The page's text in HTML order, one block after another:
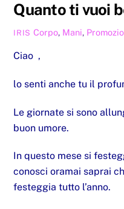
Quanto ti vuoi
IRIS Corpo, Mani,
Ciao ,
lo senti anche tu il
Le giornate si sono
buon umore.
In questo mese si
conosci oramai saprai
festeggia tutto l’anno.